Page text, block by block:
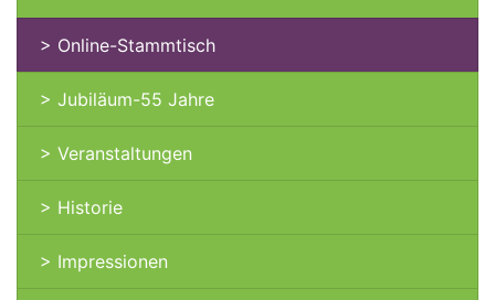
> Online-Stammtisch
> Jubiläum-55 Jahre
> Veranstaltungen
> Historie
> Impressionen